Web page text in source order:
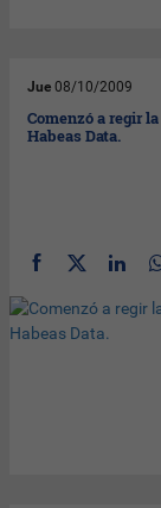
Jue 08/10/2009
Comenzó a regir
Habeas Data.